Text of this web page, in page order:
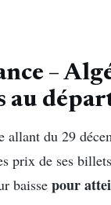
–
allant du 29
prix de ses
baisse pour